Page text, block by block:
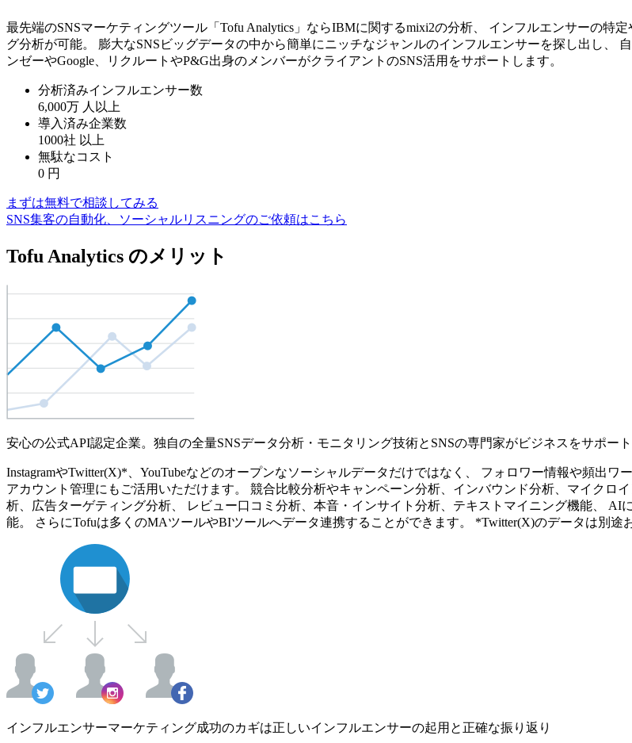
最先端のSNSマーケティングツール「Tofu Analytics」ならIBMに関するmixi2の分析、 インフルエンサーの特
グ分析が可能。 膨大なSNSビッグデータの中から簡単にニッチなジャンルのインフルエンサーを探し出し、
ンゼーやGoogle、リクルートやP&G出身のメンバーがクライアントのSNS活用をサポートします。
分析済みインフルエンサー数
6,000万 人以上
導入済み企業数
1000社 以上
無駄なコスト
0 円
まずは無料で相談してみる
SNS集客の自動化、ソーシャルリスニングのご依頼はこちら
Tofu Analytics のメリット
安心の公式API認定企業。独自の全量SNSデータ分析・モニタリング技術とSNSの専門家がビジネスをサポート
InstagramやTwitter(X)*、YouTubeなどのオープンなソーシャルデータだけではなく、 フォロワー情報や頻出
アカウント管理にもご活用いただけます。 競合比較分析やキャンペーン分析、インバウンド分析、マイクロ
析、広告ターゲティング分析、 レビュー口コミ分析、本音・インサイト分析、テキストマイニング機能、
能。 さらにTofuは多くのMAツールやBIツールへデータ連携することができます。 *Twitter(X)のデータは別途
インフルエンサーマーケティング成功のカギは正しいインフルエンサーの起用と正確な振り返り